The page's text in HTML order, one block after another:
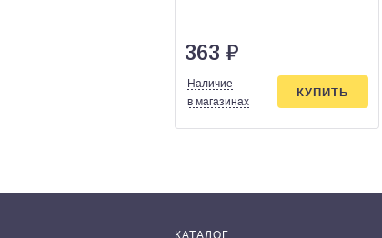
363 ₽
Наличие
в магазинах
КУПИТЬ
КАТАЛОГ